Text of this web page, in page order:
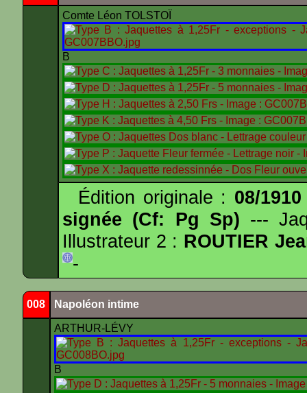
Comte Léon TOLSTOÏ
B
Édition originale : 08/1910
signée (Cf: Pg Sp) ---
Illustrateur 2 : ROUTIER
-
008 Napoléon intime
ARTHUR-LÉVY
B